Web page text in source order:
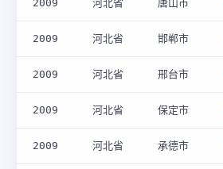
2009 河北省 唐山市
2009 河北省 邯郸市
2009 河北省 邢台市
2009 河北省 保定市
2009 河北省 承德市